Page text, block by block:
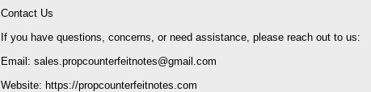
Contact Us
If you have questions, concerns, or need assistance, please reach out to us:
Email: sales.propcounterfeitnotes@gmail.com
Website: https://propcounterfeitnotes.com